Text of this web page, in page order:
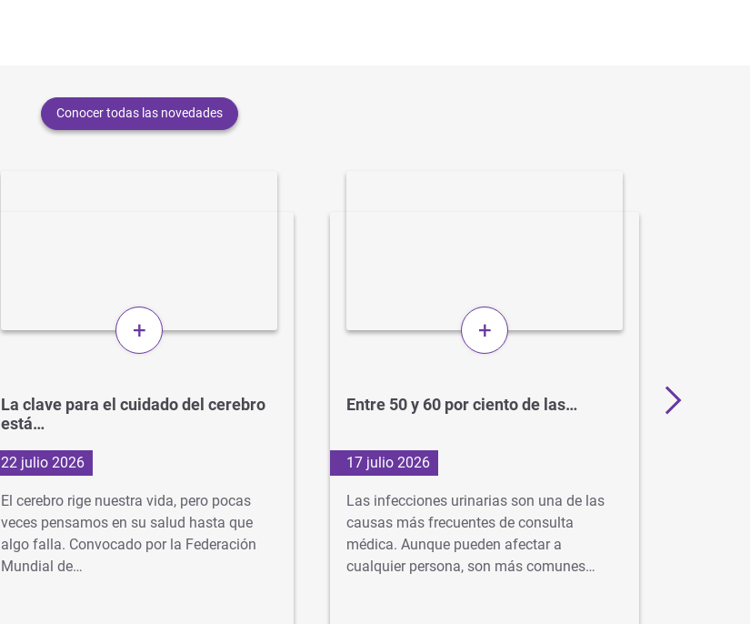
Conocer todas las novedades
+
La clave para el cuidado del cerebro
está…
22 julio 2026
El cerebro rige nuestra vida, pero pocas
veces pensamos en su salud hasta que
algo falla. Convocado por la Federación
Mundial de…
+
Entre 50 y 60 por ciento de las…
17 julio 2026
Las infecciones urinarias son una de las
causas más frecuentes de consulta
médica. Aunque pueden afectar a
cualquier persona, son más comunes…